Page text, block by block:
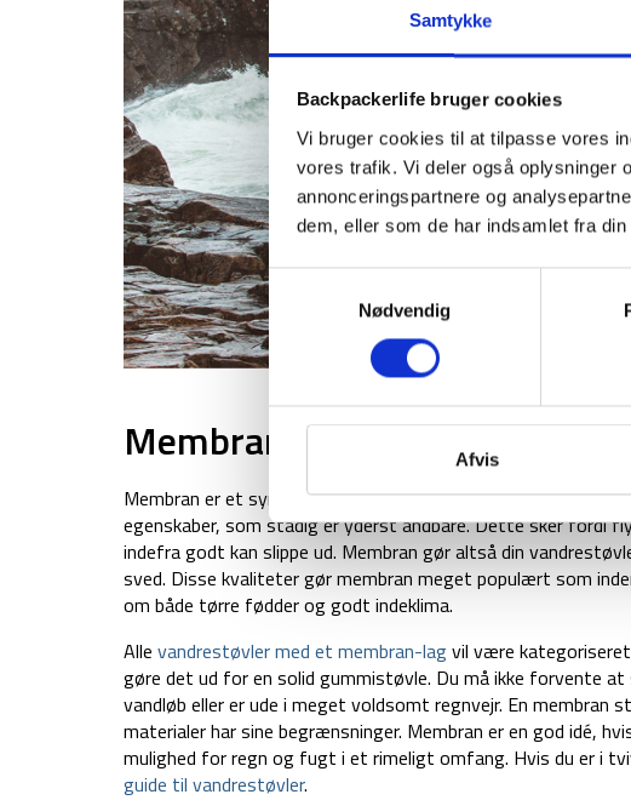
Samtykke
Backpackerlife bruger cookies
Vi bruger cookies til at tilpasse vores
vores trafik. Vi deler også oplysninger
annonceringspartnere og
dem, eller som de har indsamlet fra
Samtykkevalg
Nødvendig
Afvis
Membran
Membran er et syntetisk materiale, der indeholder en
egenskaber, som stadig er yderst åndbare. Dette sker fordi
indefra godt kan slippe ud. Membran gør altså din
sved. Disse kvaliteter gør membran meget populært som
om både tørre fødder og godt indeklima.
Alle vandrestøvler med et membran-lagvil være
gøre det ud for en solid gummistøvle. Du må ikke forvente
vandløb eller er ude i meget voldsomt regnvejr. En
materialer har sine begrænsninger. Membran er en god idé,
mulighed for regn og fugt i et rimeligt omfang. Hvis du er i
guide til vandrestøvler.